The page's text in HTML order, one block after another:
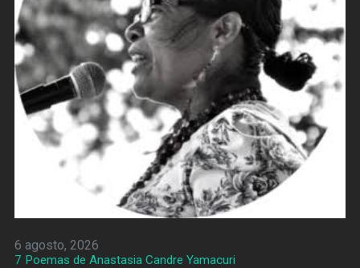
6 agosto, 2026
7 Poemas de Anastasia Candre Yamacuri